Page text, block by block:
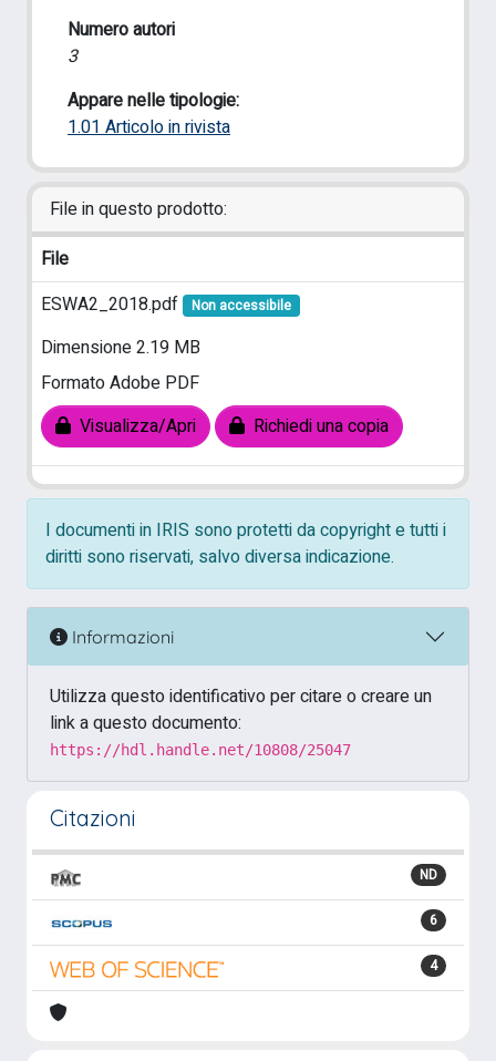
Numero autori
3
Appare nelle tipologie:
1.01 Articolo in rivista
File in questo prodotto:
File
ESWA2_2018.pdf
Non accessibile
Dimensione 2.19 MB
Formato Adobe PDF
Visualizza/Apri
Richiedi una copia
I documenti in IRIS sono protetti da copyright e tutti i
diritti sono riservati, salvo diversa indicazione.
Informazioni
Utilizza questo identificativo per citare o creare un
link a questo documento:
https://hdl.handle.net/10808/25047
Citazioni
ND
6
4